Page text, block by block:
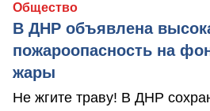
Общество
В ДНР объявлена
пожароопасность на
жары
Не жгите траву! В ДНР